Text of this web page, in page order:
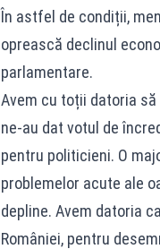
În astfel de condiții,
oprească declinul
parlamentare.
Avem cu toții datoria
ne-au dat votul de
pentru politicieni. O
problemelor acute ale
depline. Avem datoria
României, pentru